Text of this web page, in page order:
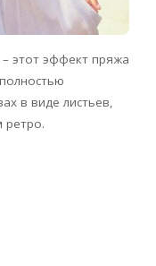
этот эффект пряжа
в виде листьев,
ретро.